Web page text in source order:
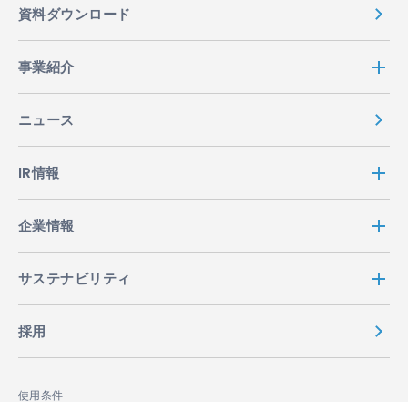
資料ダウンロード
事業紹介
ニュース
IR情報
企業情報
サステナビリティ
採用
使用条件